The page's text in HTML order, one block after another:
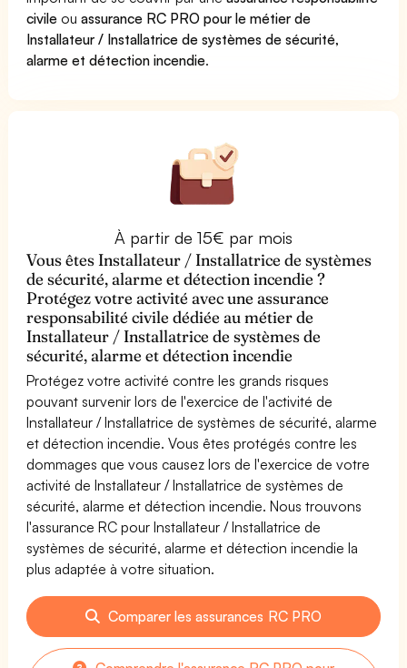
civile ouassurance RC PRO pour le métier de
Installateur / Installatrice de systèmes de sécurité,
alarme et détection incendie.
À partir de 15€ par mois
Vous êtes Installateur / Installatrice de systèmes
de sécurité, alarme et détection incendie ?
Protégez votre activité avec une assurance
responsabilité civile dédiée au métier de
Installateur / Installatrice de systèmes de
sécurité, alarme et détection incendie
Protégez votre activité contre les grands risques
pouvant survenir lors de l'exercice de l'activité de
Installateur / Installatrice de systèmes de sécurité, alarme
et détection incendie. Vous êtes protégés contre les
dommages que vous causez lors de l'exercice de votre
activité de Installateur / Installatrice de systèmes de
sécurité, alarme et détection incendie. Nous trouvons
l'assurance RC pour Installateur / Installatrice de
systèmes de sécurité, alarme et détection incendie la
plus adaptée à votre situation.
Comparer les assurances RC PRO